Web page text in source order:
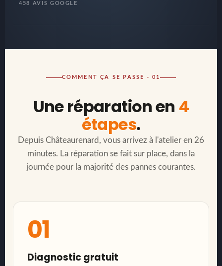
458 AVIS GOOGLE
COMMENT ÇA SE PASSE · 01
Une réparation en 4
étapes.
Depuis Châteaurenard, vous arrivez à l'atelier en 26
minutes. La réparation se fait sur place, dans la
journée pour la majorité des pannes courantes.
01
Diagnostic gratuit